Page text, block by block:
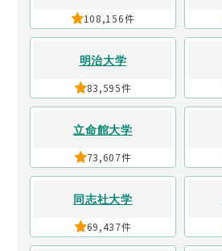
108,156件
明治大学
83,595件
立命館大学
73,607件
同志社大学
69,437件